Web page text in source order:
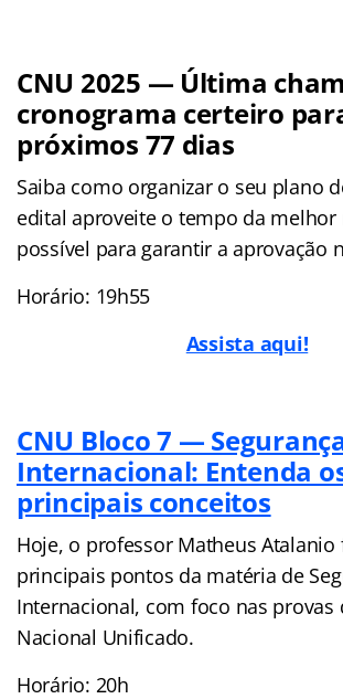
CNU 2025 — Última
cronograma certeiro
próximos 77 dias
Saiba como organizar o seu plano
edital aproveite o tempo da melhor
possível para garantir a aprovação
Horário: 19h55
Assista aqui!
CNU Bloco 7 —
Internacional: Entenda
principais conceitos
Hoje, o professor Matheus Atalanio
principais pontos da matéria de
Internacional, com foco nas provas
Nacional Unificado.
Horário: 20h